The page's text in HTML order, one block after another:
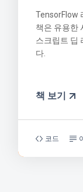
TensorFlow
책은 유용한
스크립트 딥
다.
책 보기
코드